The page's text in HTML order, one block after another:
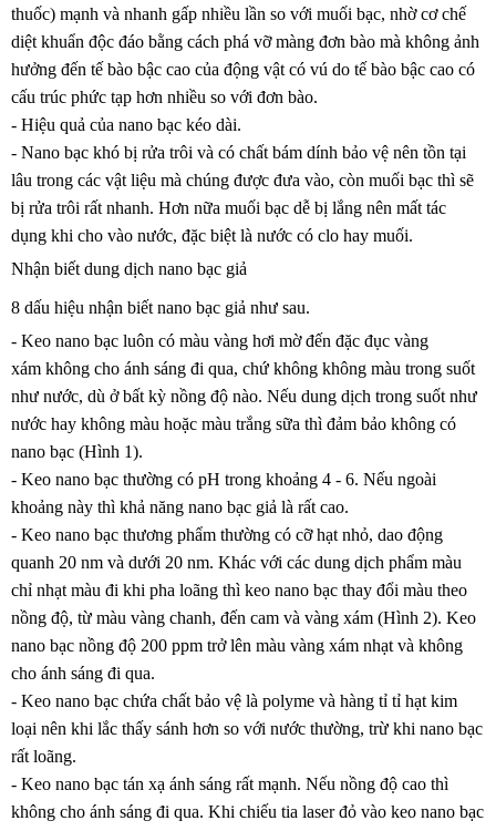
thuốc) mạnh và nhanh gấp nhiều lần so với muối bạc, nhờ cơ chế
diệt khuẩn độc đáo bằng cách phá vỡ màng đơn bào mà không ảnh
hưởng đến tế bào bậc cao của động vật có vú do tế bào bậc cao có
cấu trúc phức tạp hơn nhiều so với đơn bào.
- Hiệu quả của nano bạc kéo dài.
- Nano bạc khó bị rửa trôi và có chất bám dính bảo vệ nên tồn tại
lâu trong các vật liệu mà chúng được đưa vào, còn muối bạc thì sẽ
bị rửa trôi rất nhanh. Hơn nữa muối bạc dễ bị lắng nên mất tác
dụng khi cho vào nước, đặc biệt là nước có clo hay muối.
Nhận biết dung dịch nano bạc giả
8 dấu hiệu nhận biết nano bạc giả như sau.
- Keo nano bạc luôn có màu vàng hơi mờ đến đặc đục vàng
xám không cho ánh sáng đi qua, chứ không không màu trong suốt
như nước, dù ở bất kỳ nồng độ nào. Nếu dung dịch trong suốt như
nước hay không màu hoặc màu trắng sữa thì đảm bảo không có
nano bạc (Hình 1).
- Keo nano bạc thường có pH trong khoảng 4 - 6. Nếu ngoài
khoảng này thì khả năng nano bạc giả là rất cao.
- Keo nano bạc thương phẩm thường có cỡ hạt nhỏ, dao động
quanh 20 nm và dưới 20 nm. Khác với các dung dịch phẩm màu
chỉ nhạt màu đi khi pha loãng thì keo nano bạc thay đổi màu theo
nồng độ, từ màu vàng chanh, đến cam và vàng xám (Hình 2). Keo
nano bạc nồng độ 200 ppm trở lên màu vàng xám nhạt và không
cho ánh sáng đi qua.
- Keo nano bạc chứa chất bảo vệ là polyme và hàng tỉ tỉ hạt kim
loại nên khi lắc thấy sánh hơn so với nước thường, trừ khi nano bạc
rất loãng.
- Keo nano bạc tán xạ ánh sáng rất mạnh. Nếu nồng độ cao thì
không cho ánh sáng đi qua. Khi chiếu tia laser đỏ vào keo nano bạc